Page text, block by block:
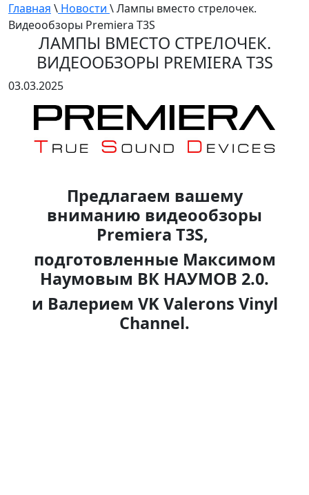
Главная \ Новости \ Лампы вместо стрелочек.
Видеообзоры Premiera T3S
ЛАМПЫ ВМЕСТО СТРЕЛОЧЕК.
ВИДЕООБЗОРЫ PREMIERA T3S
03.03.2025
Предлагаем вашему
вниманию видеообзоры
Premiera T3S,
подготовленные Максимом
Наумовым ВК НАУМОВ 2.0.
и Валерием VK Valerons Vinyl
Channel.